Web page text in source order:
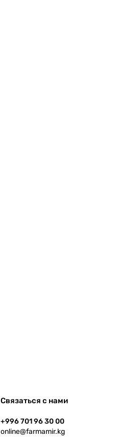
Связаться с нами
+996 701 96 30 00
online@farmamir.kg